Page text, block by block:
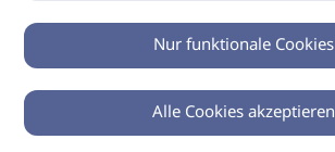
0
Nur funktionale Cookies
Alle Cookies akzeptieren